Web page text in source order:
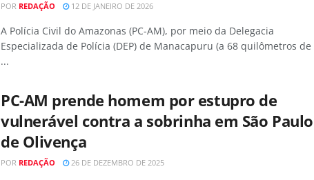
POR REDAÇÃO 12 DE JANEIRO DE 2026
A Polícia Civil do Amazonas (PC-AM), por meio da Delegacia
Especializada de Polícia (DEP) de Manacapuru (a 68 quilômetros de
...
PC-AM prende homem por estupro de
vulnerável contra a sobrinha em São Paulo
de Olivença
POR REDAÇÃO 26 DE DEZEMBRO DE 2025